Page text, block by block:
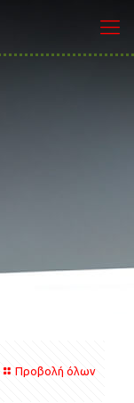
Προβολή όλων